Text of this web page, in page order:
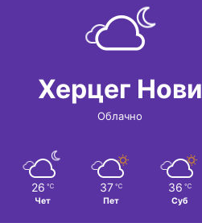
Херцег Нови
Облачно
26 ℃
Чет
37 ℃
Пет
36 ℃
Суб